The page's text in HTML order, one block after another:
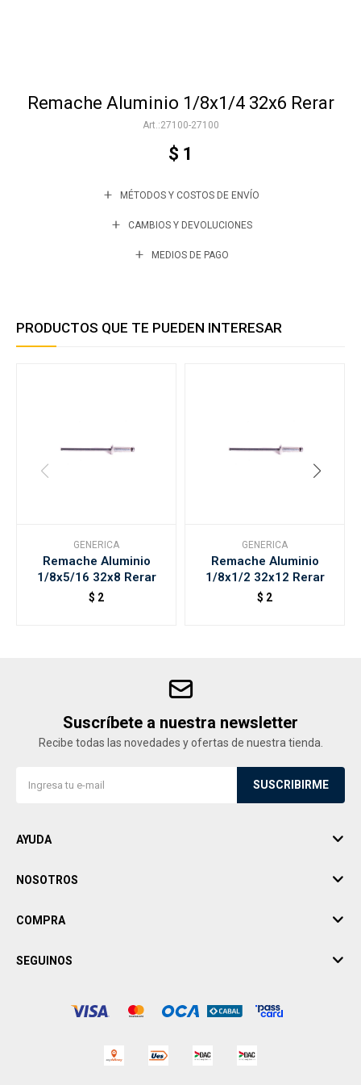
Remache Aluminio 1/8x1/4 32x6 Rerar
27100-27100
$ 1
MÉTODOS Y COSTOS DE ENVÍO
CAMBIOS Y DEVOLUCIONES
MEDIOS DE PAGO
PRODUCTOS QUE TE PUEDEN INTERESAR
GENERICA
Remache Aluminio
1/8x5/16 32x8 Rerar
$ 2
GENERICA
Remache Aluminio
1/8x1/2 32x12 Rerar
$ 2
Suscríbete a nuestra newsletter
Recibe todas las novedades y ofertas de nuestra tienda.
SUSCRIBIRME
AYUDA
NOSOTROS
COMPRA
SEGUINOS
Varios